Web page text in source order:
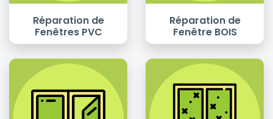
Réparation de
Fenêtres PVC
Réparation de
Fenêtre BOIS